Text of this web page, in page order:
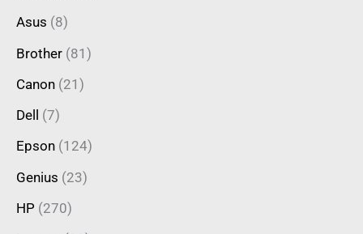
Asus (8)
Brother (81)
Canon (21)
Dell
(7)
Epson (124)
Genius (23)
HP (270)